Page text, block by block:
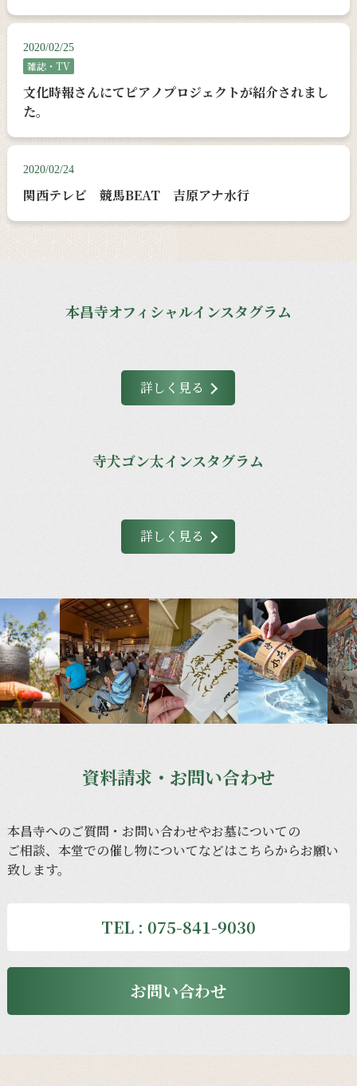
2020/02/25
雑誌・TV
文化時報さんにてピアノプロジェクトが紹介されまし
た。
2020/02/24
関西テレビ 競馬BEAT 吉原アナ水行
本昌寺オフィシャルインスタグラム
詳しく見る
寺犬ゴン太インスタグラム
詳しく見る
資料請求・お問い合わせ
本昌寺へのご質問・ お問い合わせやお墓についての
ご相談、 本堂での催し物についてなどはこちらからお願い
致します。
TEL : 075-841-9030
お問い合わせ